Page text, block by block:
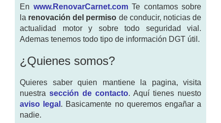
En www.RenovarCarnet.comTe contamos sobre
la renovación del permiso de conducir, noticias de
actualidad motor y sobre todo seguridad vial.
Ademas tenemos todo tipo de información DGT útil.
¿Quienes somos?
Quieres saber quien mantiene la pagina, visita
nuestra sección de contacto. Aquí tienes nuesto
aviso legal . Basicamente no queremos engañar a
nadie.